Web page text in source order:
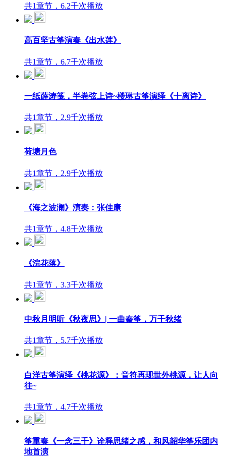
共1章节，6.2千次播放
高百坚古筝演奏《出水莲》
共1章节，6.7千次播放
一纸薛涛笺，半卷弦上诗~楼琳古筝演绎《十离诗》
共1章节，2.9千次播放
荷塘月色
共1章节，2.9千次播放
《海之波澜》演奏：张佳康
共1章节，4.8千次播放
《浣花落》
共1章节，3.3千次播放
中秋月明听《秋夜思》| 一曲秦筝，万千秋绪
共1章节，5.7千次播放
白洋古筝演绎《桃花源》：音符再现世外桃源，让人向
往~
共1章节，4.7千次播放
筝重奏《一念三千》诠释思绪之感，和风韶华筝乐团内
地首演